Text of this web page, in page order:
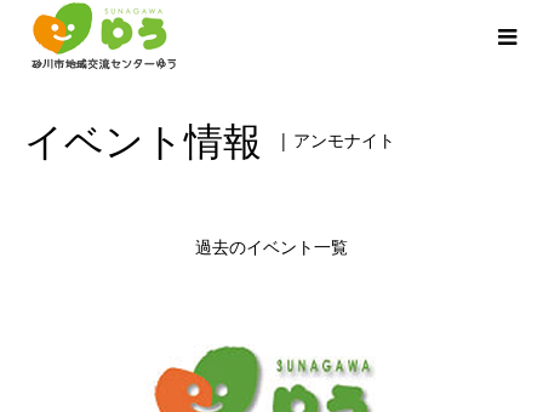
イベント情報 | アンモナイト
過去のイベント一覧